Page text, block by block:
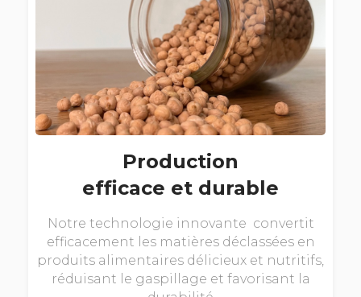
Production
efficace et durable
Notre technologie innovante convertit
efficacement les matières déclassées en
produits alimentaires délicieux et nutritifs,
réduisant le gaspillage et favorisant la